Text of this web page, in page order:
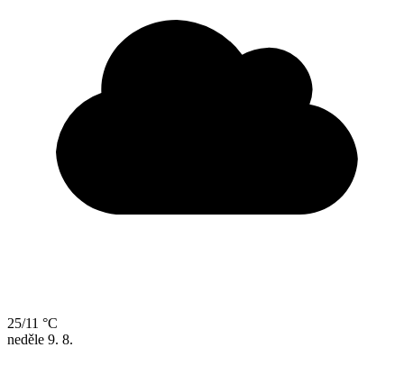
25/11 °C
neděle 9. 8.